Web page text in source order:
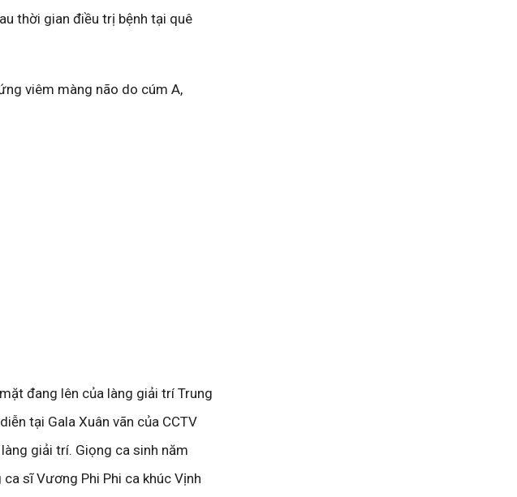
thời gian điều trị bệnh tại quê
viêm màng não do cúm A,
đang lên của làng giải trí Trung
tại Gala Xuân vãn của CCTV
giải trí. Giọng ca sinh năm
sĩ Vương Phi Phi ca khúc Vịnh